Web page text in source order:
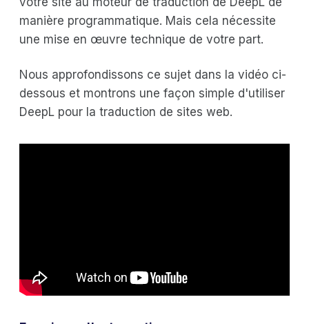
manière programmatique. Mais cela nécessite
une mise en œuvre technique de votre part.
Nous approfondissons ce sujet dans la vidéo ci-
dessous et montrons une façon simple d'utiliser
DeepL pour la traduction de sites web.